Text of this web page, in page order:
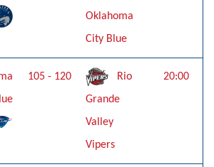
Oklahoma
City Blue
105 - 120 Rio
Grande
Valley
Vipers
20:00